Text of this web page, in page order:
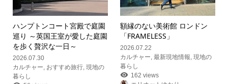
ハンプトンコート宮殿で庭園
巡り ～英国王室が愛した庭園
を歩く贅沢な一日～
2026.07.30
カルチャー おすすめ旅行, 現地の
暮らし
額縁のない美術館 ロンドン
「FRAMELESS」
2026.07.22
カルチャー ,最新現地情報 ,現地の
暮らし
162 views